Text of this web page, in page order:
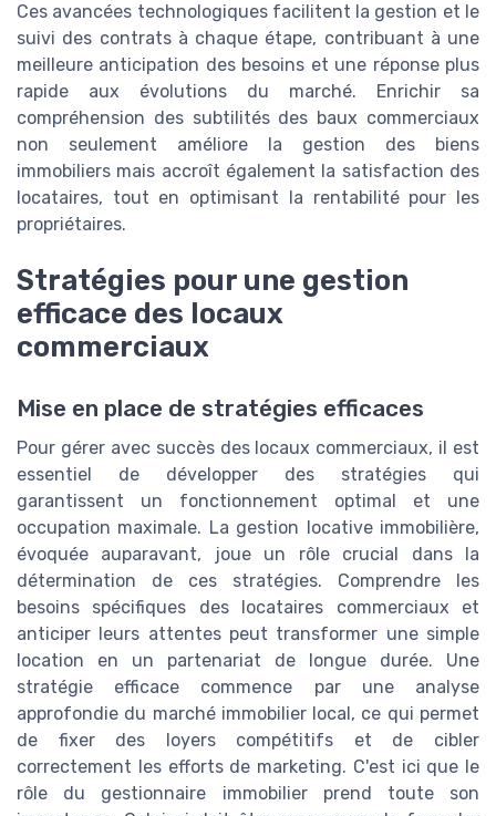
Ces avancées technologiques facilitent la gestion et le
suivi des contrats à chaque étape, contribuant à une
meilleure anticipation des besoins et une réponse plus
rapide aux évolutions du marché. Enrichir sa
compréhension des subtilités des baux commerciaux
non seulement améliore la gestion des biens
immobiliers mais accroît également la satisfaction des
locataires, tout en optimisant la rentabilité pour les
propriétaires.
Stratégies pour une gestion
efficace des locaux
commerciaux
Mise en place de stratégies efficaces
Pour gérer avec succès des locaux commerciaux, il est
essentiel de développer des stratégies qui
garantissent un fonctionnement optimal et une
occupation maximale. La gestion locative immobilière,
évoquée auparavant, joue un rôle crucial dans la
détermination de ces stratégies. Comprendre les
besoins spécifiques des locataires commerciaux et
anticiper leurs attentes peut transformer une simple
location en un partenariat de longue durée. Une
stratégie efficace commence par une analyse
approfondie du marché immobilier local, ce qui permet
de fixer des loyers compétitifs et de cibler
correctement les efforts de marketing. C'est ici que le
rôle du gestionnaire immobilier prend toute son